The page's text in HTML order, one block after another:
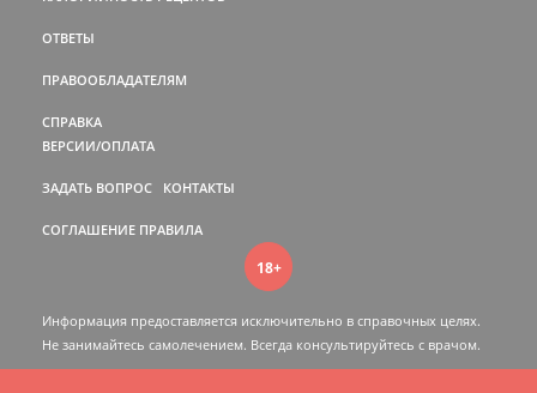
ОТВЕТЫ
ПРАВООБЛАДАТЕЛЯМ
СПРАВКА
ВЕРСИИ/ОПЛАТА
ЗАДАТЬ ВОПРОС КОНТАКТЫ
СОГЛАШЕНИЕ ПРАВИЛА
18+
Информация предоставляется исключительно в справочных целях.
Не занимайтесь самолечением. Всегда консультируйтесь c врачом.